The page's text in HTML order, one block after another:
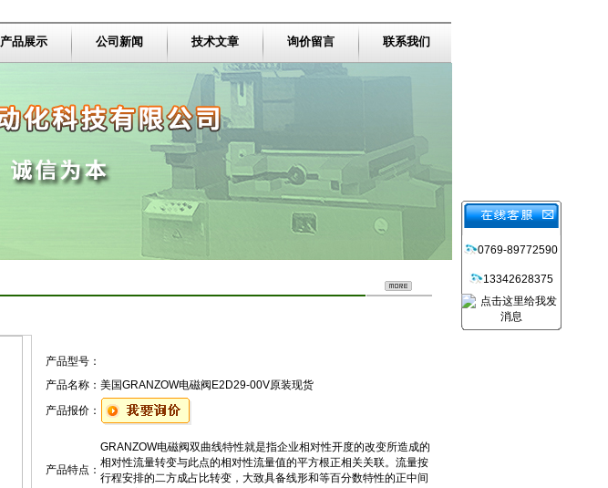
产品展示 公司新闻 技术文章 询价留言 联系我们
产品型号：
产品名称： 美国GRANZOW电磁阀E2D29-00V原装现货
产品报价：
产品特点：
GRANZOW电磁阀双曲线特性就是指企业相对性开度的改变所造成的
相对性流量转变与此点的相对性流量值的平方根正相关关联。流量按
行程安排的二方成占比转变，大致具备线形和等百分数特性的正中间
0769-89772590
13342628375